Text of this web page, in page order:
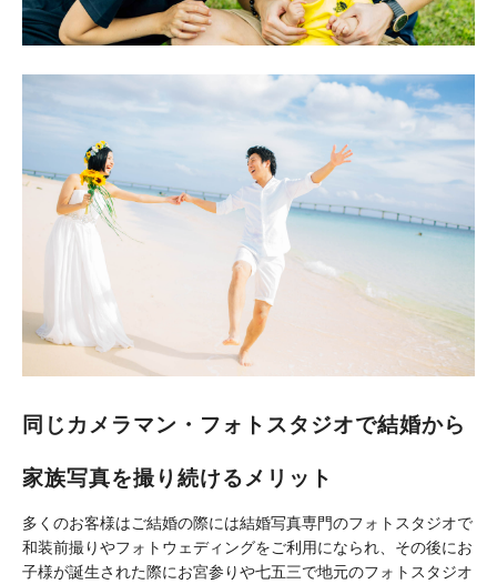
同じカメラマン・フォトスタジオで結婚から
家族写真を撮り続けるメリット
多くのお客様はご結婚の際には結婚写真専門のフォトスタジオで
和装前撮りやフォトウェディングをご利用になられ、その後にお
子様が誕生された際にお宮参りや七五三で地元のフォトスタジオ